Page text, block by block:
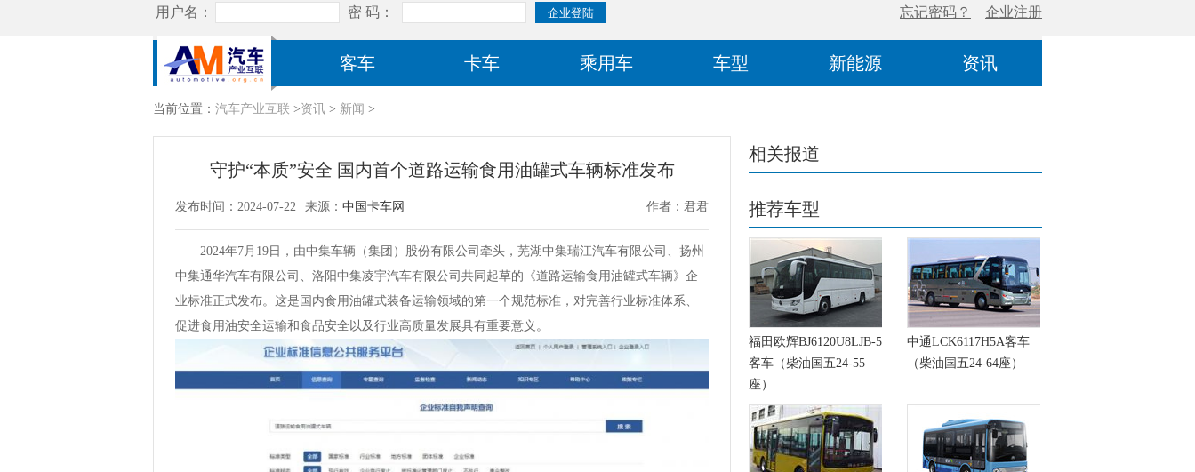
客车 卡车 乘用车 车型 新能源 资讯
当前位置： 汽车产业互联 >资讯 > 新闻 >
守护“本质”安全 国内首个道路运输食用油罐式车辆标准发布
发布时间：2024-07-22 来源： 中国卡车网 作者：君君
2024年7月19日，由中集车辆（集团）股份有限公司牵头，芜湖中集瑞江汽车有限公司、扬州
中集通华汽车有限公司、洛阳中集凌宇汽车有限公司共同起草的《道路运输食用油罐式车辆》企
业标准正式发布。这是国内食用油罐式装备运输领域的第一个规范标准，对完善行业标准体系、
促进食用油安全运输和食品安全以及行业高质量发展具有重要意义。
相关报道
推荐车型
福田欧辉BJ6120U8LJB-5
客车（柴油国五24-55
座）
中通LCK6117H5A客车
（柴油国五24-64座）